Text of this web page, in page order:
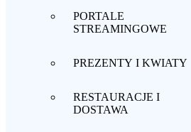
PORTALE
STREAMINGOWE
PREZENTY I KWIATY
RESTAURACJE I
DOSTAWA